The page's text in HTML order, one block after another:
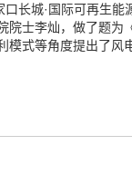
口长城·国际可再生
院士李灿，做了题
模式等角度提出了风